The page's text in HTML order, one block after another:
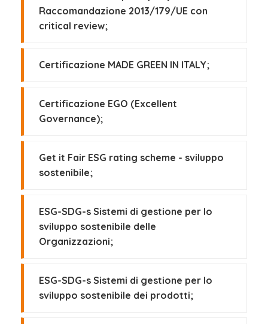
Raccomandazione 2013/179/UE con
critical review;
Certificazione MADE GREEN IN ITALY;
Certificazione EGO (Excellent
Governance);
Get it Fair ESG rating scheme - sviluppo
sostenibile;
ESG-SDG-s Sistemi di gestione per lo
sviluppo sostenibile delle
Organizzazioni;
ESG-SDG-s Sistemi di gestione per lo
sviluppo sostenibile dei prodotti;